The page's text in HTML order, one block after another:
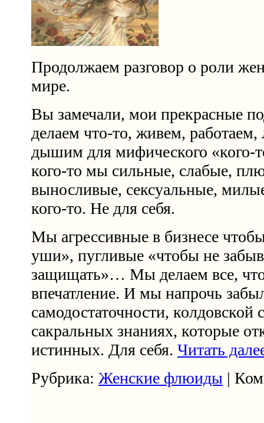
Продолжаем разговор о роли
мире.
Вы замечали, мои прекрасные
делаем что-то, живем,
дышим для мифического «кого-
кого-то мы сильные, слабые,
выносливые, сексуальные,
кого-то. Не для себя.
Мы агрессивные в бизнесе
уши», пугливые «чтобы не
защищать»… Мы делаем все,
впечатление. И мы напрочь
самодостаточности, колдовской
сакральных знаниях, которые
истинных. Для себя. Читать
Рубрика: Женские флюиды |